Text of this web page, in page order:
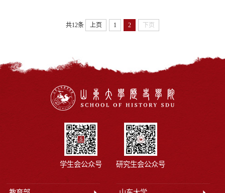
共12条 上页 1 2 下页
学生会公众号 研究生会公众号